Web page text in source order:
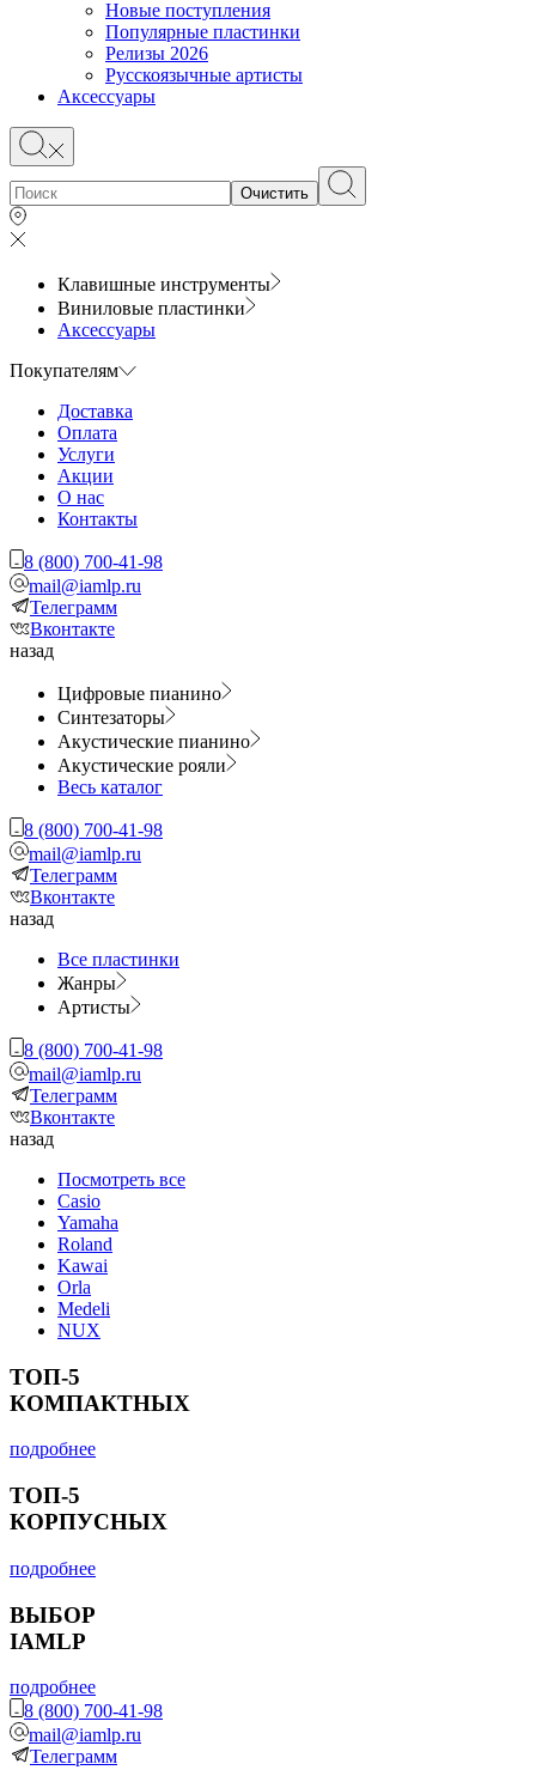
Новые поступления
Популярные пластинки
Релизы 2026
Русскоязычные артисты
Аксессуары
Очистить
Клавишные инструменты
Виниловые пластинки
Аксессуары
Покупателям
Доставка
Оплата
Услуги
Акции
О нас
Контакты
8 (800) 700-41-98
mail@iamlp.ru
Телеграмм
Вконтакте
назад
Цифровые пианино
Синтезаторы
Акустические пианино
Акустические рояли
Весь каталог
8 (800) 700-41-98
mail@iamlp.ru
Телеграмм
Вконтакте
назад
Все пластинки
Жанры
Артисты
8 (800) 700-41-98
mail@iamlp.ru
Телеграмм
Вконтакте
назад
Посмотреть все
Casio
Yamaha
Roland
Kawai
Orla
Medeli
NUX
ТОП-5
КОМПАКТНЫХ
подробнее
ТОП-5
КОРПУСНЫХ
подробнее
ВЫБОР
IAMLP
подробнее
8 (800) 700-41-98
mail@iamlp.ru
Телеграмм